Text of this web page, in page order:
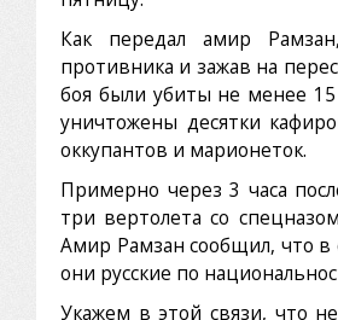
Как передал амир
противника и зажав на
боя были убиты не менее
уничтожены десятки
оккупантов и марионеток.
Примерно через 3 часа
три вертолета со
Амир Рамзан сообщил, что в
они русские по
Укажем в этой связи, что